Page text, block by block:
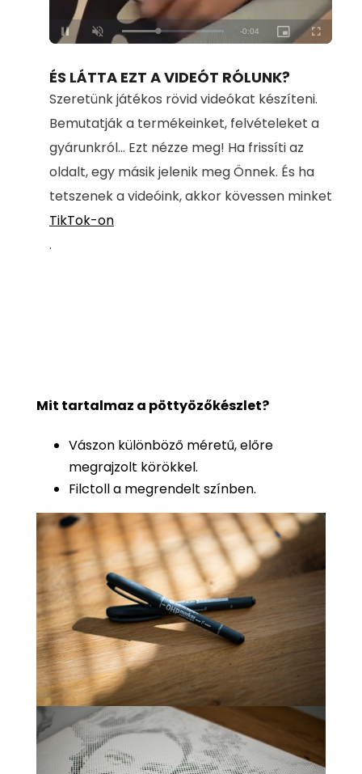
Unmute Loaded:
100.00%
ÉS LÁTTA EZT A VIDEÓT RÓLUNK?
Szeretünk játékos rövid videókat készíteni.
Bemutatják a termékeinket, felvételeket a
gyárunkról... Ezt nézze meg! Ha frissíti az
oldalt, egy másik jelenik meg Önnek. És ha
tetszenek a videóink, akkor kövessen minket
TikTok-on
.
Mit tartalmaz a pöttyözőkészlet?
Vászon különböző méretű, előre
megrajzolt körökkel.
Filctoll a megrendelt színben.